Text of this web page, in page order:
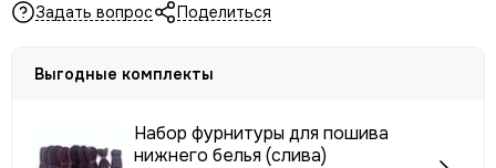
Задать вопрос Поделиться
Выгодные комплекты
Набор фурнитуры для пошива
нижнего белья (слива)